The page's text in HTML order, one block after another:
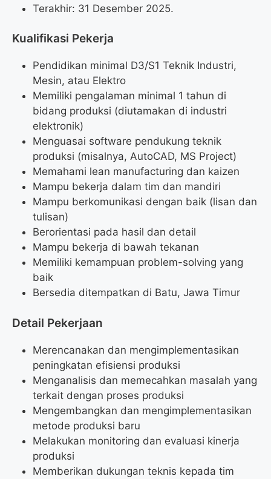
Terakhir: 31 Desember 2025.
Kualifikasi Pekerja
Pendidikan minimal D3/S1 Teknik Industri,
Mesin, atau Elektro
Memiliki pengalaman minimal 1 tahun di
bidang produksi (diutamakan di industri
elektronik)
Menguasai software pendukung teknik
produksi (misalnya, AutoCAD, MS Project)
Memahami lean manufacturing dan kaizen
Mampu bekerja dalam tim dan mandiri
Mampu berkomunikasi dengan baik (lisan dan
tulisan)
Berorientasi pada hasil dan detail
Mampu bekerja di bawah tekanan
Memiliki kemampuan problem-solving yang
baik
Bersedia ditempatkan di Batu, Jawa Timur
Detail Pekerjaan
Merencanakan dan mengimplementasikan
peningkatan efisiensi produksi
Menganalisis dan memecahkan masalah yang
terkait dengan proses produksi
Mengembangkan dan mengimplementasikan
metode produksi baru
Melakukan monitoring dan evaluasi kinerja
produksi
Memberikan dukungan teknis kepada tim